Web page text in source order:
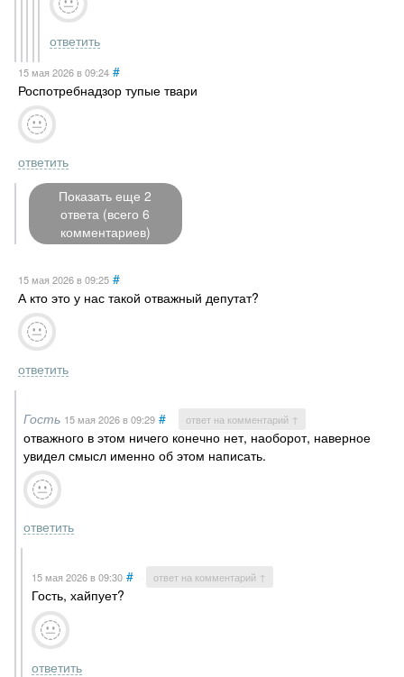
ответить
15 мая 2026в 09:24 #
Роспотребнадзор тупые твари
ответить
Показать еще 2
ответа (всего 6
комментариев)
15 мая 2026в 09:25 #
А кто это у нас такой отважный депутат?
ответить
Гость 15 мая 2026в 09:29 # ответ на комментарий ↑
отважного в этом ничего конечно нет, наоборот, наверное
увидел смысл именно об этом написать.
ответить
15 мая 2026в 09:30 # ответ на комментарий ↑
Гость, хайпует?
ответить